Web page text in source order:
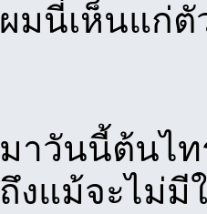
ผมนี่เห็นแก่ตั
มาวันนี้ต้นไ
ถึงแม้จะไม่มี